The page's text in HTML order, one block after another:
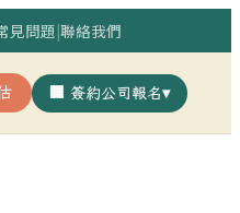
見問題|聯絡我們
🏢 簽約公司報名▾